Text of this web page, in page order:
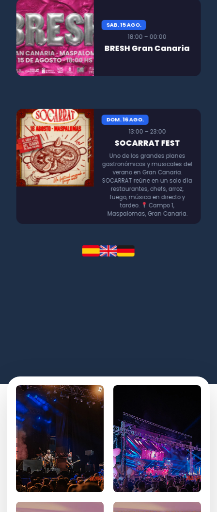
SAB. 15 AGO.
18:00 – 00:00
BRESH Gran Canaria
DOM. 16 AGO.
13:00 – 23:00
SOCARRAT FEST
Uno de los grandes planes
gastronómicos y musicales del
verano en Gran Canaria.
SOCARRAT reúne en un solo día
restaurantes, chefs, arroz,
fuego, música en directo y
tardeo.
Campo 1,
Maspalomas, Gran Canaria.